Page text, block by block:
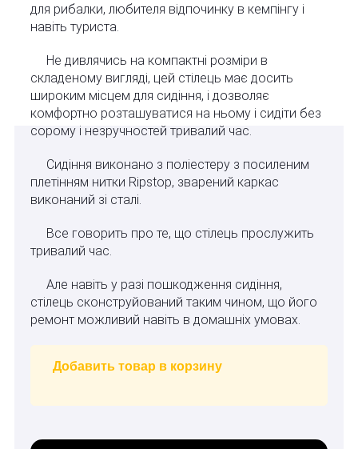
для рибалки, любителя відпочинку в кемпінгу і
навіть туриста.
Не дивлячись на компактні розміри в
складеному вигляді, цей стілець має досить
широким місцем для сидіння, і дозволяє
комфортно розташуватися на ньому і сидіти без
сорому і незручностей тривалий час.
Сидіння виконано з поліестеру з посиленим
плетінням нитки Ripstop, зварений каркас
виконаний зі сталі.
Все говорить про те, що стілець прослужить
тривалий час.
Але навіть у разі пошкодження сидіння,
стілець сконструйований таким чином, що його
ремонт можливий навіть в домашніх умовах.
Добавить товар в корзину